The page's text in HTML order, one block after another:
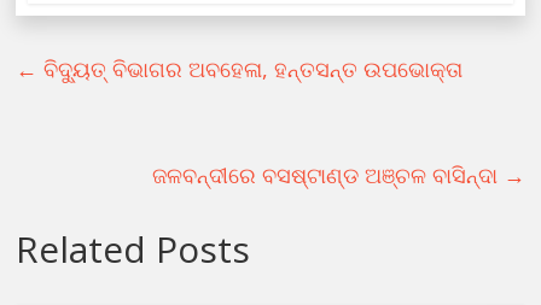
← ବିଦ୍ୟୁତ୍ ବିଭାଗର ଅବହେଳା, ହନ୍ତସନ୍ତ ଉପଭୋକ୍ତା
ଜଳବନ୍ଦୀରେ ବସଷ୍ଟାଣ୍ଡ ଅଞ୍ଚଳ ବାସିନ୍ଦା →
Related Posts